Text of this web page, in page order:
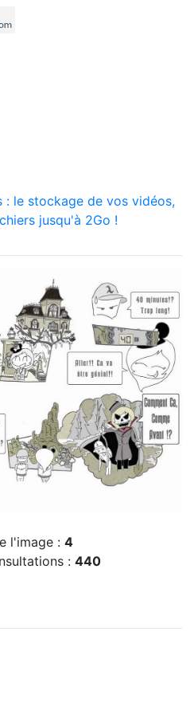
: le stockage de vos vidéos,
jusqu'à 2Go !
l'image : 4
: 440